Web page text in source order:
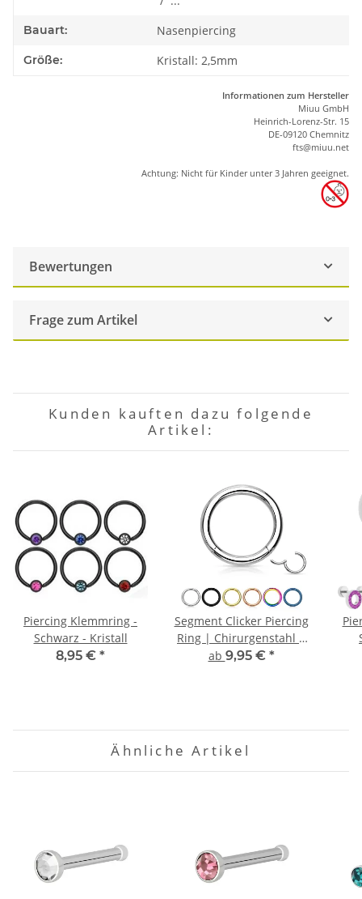
Bauart: Nasenpiercing
Größe: Kristall: 2,5mm
Informationen zum Hersteller
Miuu GmbH
Heinrich-Lorenz-Str. 15
DE-09120 Chemnitz
fts@miuu.net
Achtung: Nicht für Kinder unter 3 Jahren geeignet.
Bewertungen
Frage zum Artikel
Kunden kauften dazu folgende
Artikel:
Piercing Klemmring -
Schwarz - Kristall
8,95 € *
Segment Clicker Piercing
Ring | Chirurgenstahl |
6 Farben
ab 9,95 € *
Ähnliche Artikel